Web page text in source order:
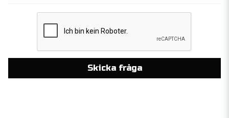
Skicka fråga